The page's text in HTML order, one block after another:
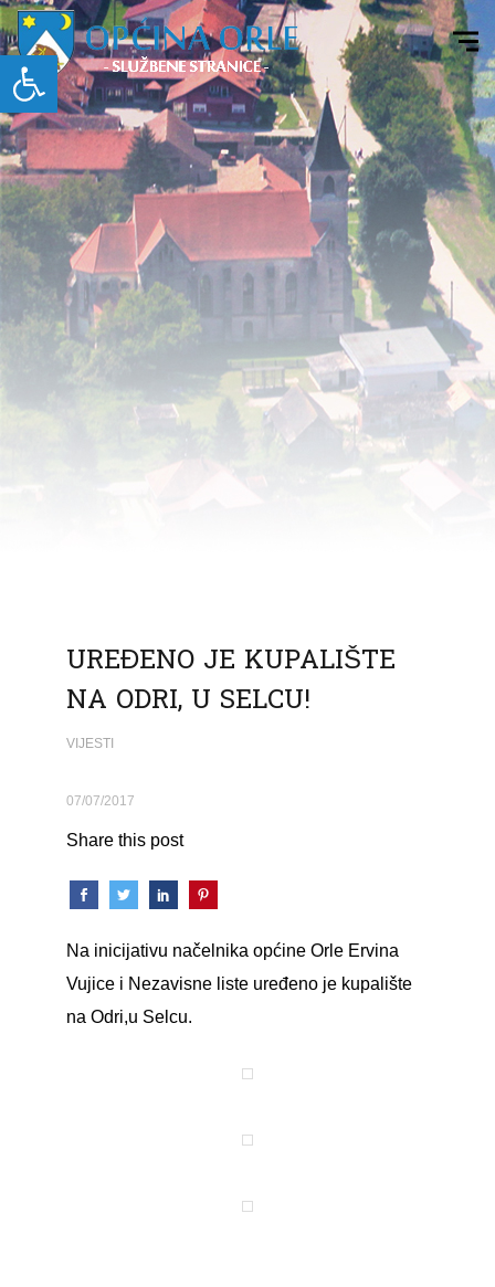
Open toolbar
UREĐENO JE KUPALIŠTE
NA ODRI, U SELCU!
VIJESTI
07/07/2017
Share this post
Na inicijativu načelnika općine Orle Ervina
Vujice i Nezavisne liste uređeno je kupalište
na Odri,u Selcu.